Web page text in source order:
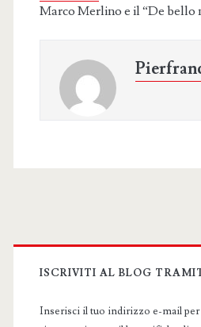
Marco Merlino e il “De bello
Primary
Sidebar
ISCRIVITI AL BLOG
Inserisci il tuo indirizzo e-mail per